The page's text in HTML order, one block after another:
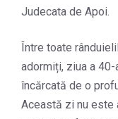
Judecata de Apoi.
Între toate
adormiți, ziua a
încărcată de o
Această zi nu este